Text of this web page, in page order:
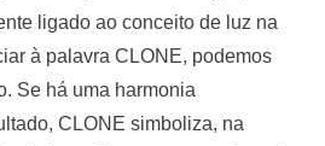
ligado ao conceito de luz na
à palavra CLONE, podemos
Se há uma harmonia
CLONE simboliza, na